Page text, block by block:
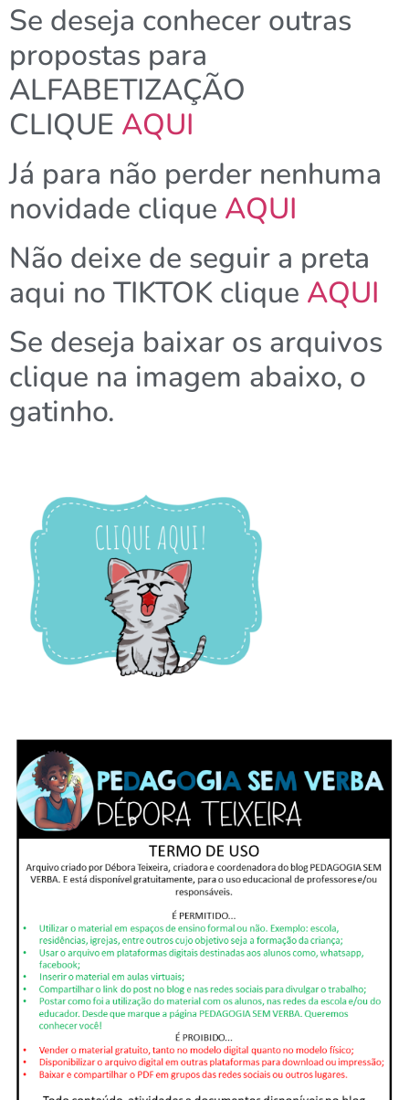
Se deseja conhecer outras
propostas para
ALFABETIZAÇÃO
CLIQUE AQUI
Já para não perder nenhuma
novidade clique AQUI
Não deixe de seguir a preta
aqui no TIKTOK clique AQUI
Se deseja baixar os arquivos
clique na imagem abaixo, o
gatinho.